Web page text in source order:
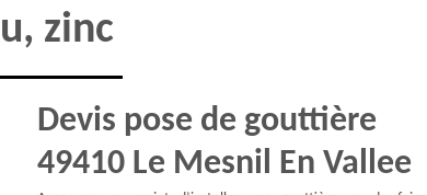
zinc
Devis pose de gouttière
49410 Le Mesnil En Vallee